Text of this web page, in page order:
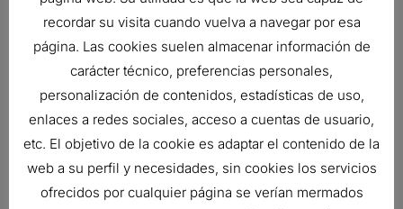
Ref:P786338
PARCHES DE PRUEBA TIPO
MEMBRANA, LUBRICANTE
Ref:P567868
recordar su visita cuando vuelva a navegar por esa
página. Las cookies suelen almacenar información de
carácter técnico, preferencias personales,
personalización de contenidos, estadísticas de uso,
enlaces a redes sociales, acceso a cuentas de usuario,
etc. El objetivo de la cookie es adaptar el contenido de la
web a su perfil y necesidades, sin cookies los servicios
ofrecidos por cualquier página se verían mermados